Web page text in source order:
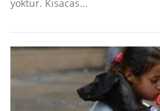
yoktur. Kısacas...